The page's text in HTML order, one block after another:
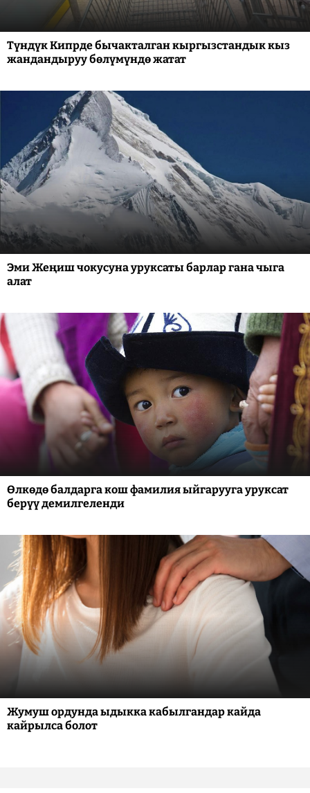
Түндүк Кипрде бычакталган кыргызстандык кыз
жандандыруу бөлүмүндө жатат
Эми Жеңиш чокусуна уруксаты барлар гана чыга
алат
Өлкөдө балдарга кош фамилия ыйгарууга уруксат
берүү демилгеленди
Жумуш ордунда ыдыкка кабылгандар кайда
кайрылса болот